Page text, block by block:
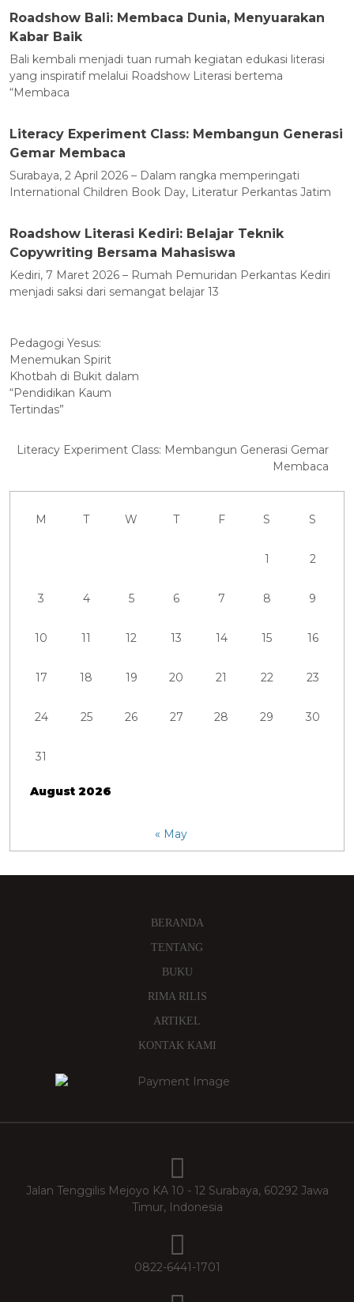
Roadshow Bali: Membaca Dunia, Menyuarakan
Kabar Baik
Bali kembali menjadi tuan rumah kegiatan edukasi literasi
yang inspiratif melalui Roadshow Literasi bertema
“Membaca
Literacy Experiment Class: Membangun Generasi
Gemar Membaca
Surabaya, 2 April 2026 – Dalam rangka memperingati
International Children Book Day, Literatur Perkantas Jatim
Roadshow Literasi Kediri: Belajar Teknik
Copywriting Bersama Mahasiswa
Kediri, 7 Maret 2026 – Rumah Pemuridan Perkantas Kediri
menjadi saksi dari semangat belajar 13
Pedagogi Yesus:
Menemukan Spirit
Khotbah di Bukit dalam
“Pendidikan Kaum
Tertindas”
Literacy Experiment Class: Membangun Generasi Gemar
Membaca
August 2026
M T W T F S S
1 2
3 4 5 6 7 8 9
10 11 12 13 14 15 16
17 18 19 20 21 22 23
24 25 26 27 28 29 30
31
« May
BERANDA
TENTANG
BUKU
RIMA RILIS
ARTIKEL
KONTAK KAMI
Jalan Tenggilis Mejoyo KA 10 - 12 Surabaya, 60292 Jawa
Timur, Indonesia
0822-6441-1701